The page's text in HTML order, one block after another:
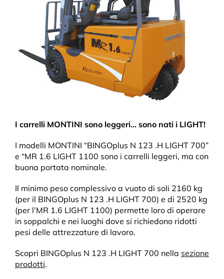
I carrelli MONTINI sono leggeri… sono nati i LIGHT!
I modelli MONTINI “BINGOplus N 123 .H LIGHT 700”
e “MR 1.6 LIGHT 1100 sono i carrelli leggeri, ma con
buona portata nominale.
Il minimo peso complessivo a vuoto di soli 2160 kg
(per il BINGOplus N 123 .H LIGHT 700) e di 2520 kg
(per l’MR 1.6 LIGHT 1100) permette loro di operare
in soppalchi e nei luoghi dove si richiedono ridotti
pesi delle attrezzature di lavoro.
Scopri BINGOplus N 123 .H LIGHT 700 nella sezione
prodotti.